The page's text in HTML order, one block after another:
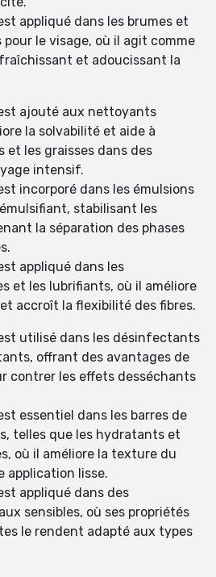
appliqué dans les brumes et
le visage, où il agit comme
et adoucissant la
ajouté aux nettoyants
la solvabilité et aide à
et les graisses dans des
intensif.
incorporé dans les émulsions
stabilisant les
la séparation des phases
appliqué dans les
et les lubrifiants, où il améliore
accroît la flexibilité des fibres.
utilisé dans les désinfectants
offrant des avantages de
contrer les effets desséchants
essentiel dans les barres de
telles que les hydratants et
où il améliore la texture du
application lisse.
appliqué dans des
sensibles, où ses propriétés
le rendent adapté aux types